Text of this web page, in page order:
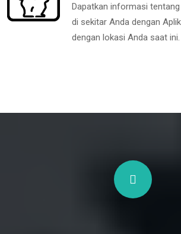
Dapatkan informasi
di sekitar Anda dengan
dengan lokasi Anda saat ini.